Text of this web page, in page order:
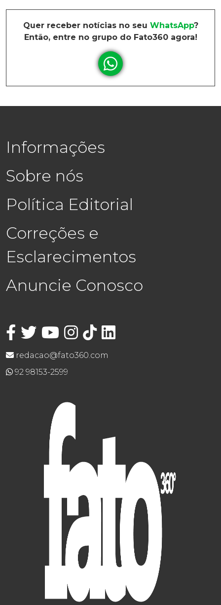
Quer receber notícias no seu WhatsApp?
Então, entre no grupo do Fato360 agora!
Informações
Sobre nós
Política Editorial
Correções e
Esclarecimentos
Anuncie Conosco
redacao@fato360.com
92 98153-2599